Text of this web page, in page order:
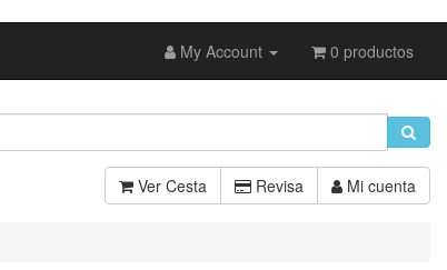
My Account 0 productos
Ver Cesta Revisa Mi cuenta